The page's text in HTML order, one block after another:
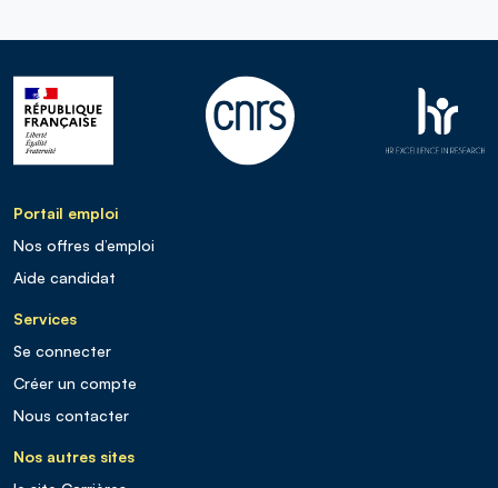
Portail emploi
Nos offres d’emploi
Aide candidat
Services
Se connecter
Créer un compte
Nous contacter
Nos autres sites